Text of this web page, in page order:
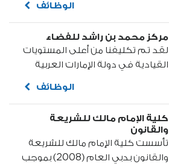
المتحدة من أفضل دول العالم في
السلام). الرسالة: نقدم خدمات
مبتكرة في مجال الجنسية والإقامة...
الوظائف
مركز محمد بن راشد للفضاء
لقد تم تكليفنا من أعلى المستويات
القيادية في دولة الإمارات العربية
المريخ وإطلاق مسبار الأمل إلى
بالتزامن مع الذكرى الخمسين
لتأسيس دولة الإمارات العربية
المتحدة...
الوظائف
كلية الإمام مالك للشريعة
والقانون
تأسست كلية الإمام مالك للشريعة
والقانون بدبي العام (2008) بموجب